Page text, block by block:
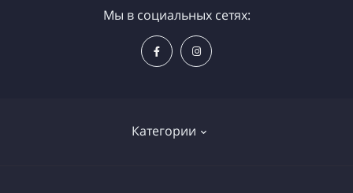
Категории
Мы в социальных сетях: